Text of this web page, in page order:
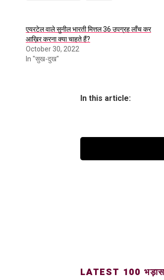
एयरटेल वाले सुनील भारती मित्तल 36 उपग्रह लाँच कर
आख़िर करना क्या चाहते हैं?
October 30, 2022
In "सुख-दुख"
In this article:
LATEST 100 भड़ास